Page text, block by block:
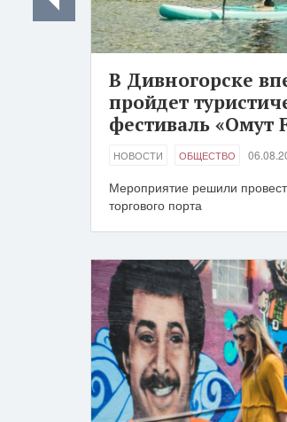
В Дивногорске
пройдет
фестиваль «Омут
НОВОСТИ ОБЩЕСТВО
Мероприятие решили
торгового порта